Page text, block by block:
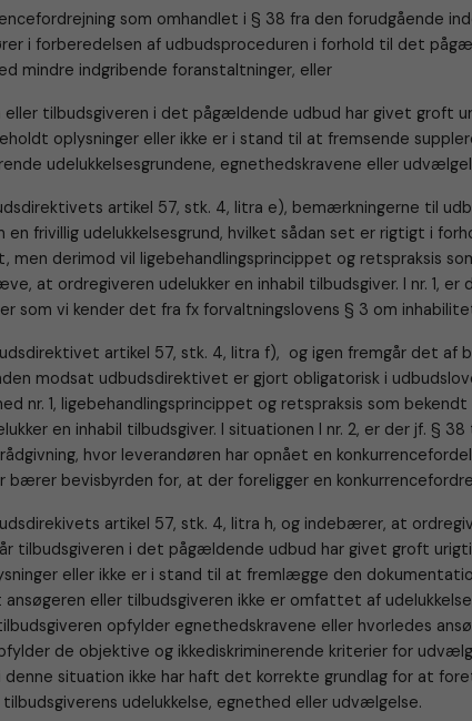
som omhandlet i § 38 fra den forudgående
i forberedelsen af udbudsproceduren i forhold til det
mindre indgribende foranstaltninger, eller
tilbudsgiveren i det pågældende udbud har givet groft
oplysninger eller ikke er i stand til at fremsende
udelukkelsesgrundene, egnethedskravene eller
artikel 57, stk. 4, litra e), bemærkningerne til
frivillig udelukkelsesgrund, hvilket sådan set er rigtigt i
men derimod vil ligebehandlingsprincippet og retspraksis
at ordregiveren udelukker en inhabil tilbudsgiver. I nr. 1, er
som vi kender det fra fx forvaltningslovens § 3 om
artikel 57, stk. 4, litra f), og igen fremgår det af
modsat udbudsdirektivet er gjort obligatorisk i
nr. 1, ligebehandlingsprincippet og retspraksis som
en inhabil tilbudsgiver. I situationen I nr. 2, er der jf. §
hvor leverandøren har opnået en
bærer bevisbyrden for, at der foreligger en
artikel 57, stk. 4, litra h, og indebærer, at
tilbudsgiveren i det pågældende udbud har givet groft
eller ikke er i stand til at fremlægge den
eller tilbudsgiveren ikke er omfattet af
opfylder egnethedskravene eller hvorledes
de objektive og ikkediskriminerende kriterier for
denne situation ikke har haft det korrekte grundlag for at
tilbudsgiverens udelukkelse, egnethed eller udvælgelse.